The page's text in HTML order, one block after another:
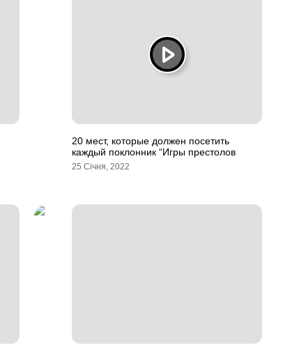
20 мест, которые должен посетить
каждый поклонник “Игры престолов
25 Січня, 2022